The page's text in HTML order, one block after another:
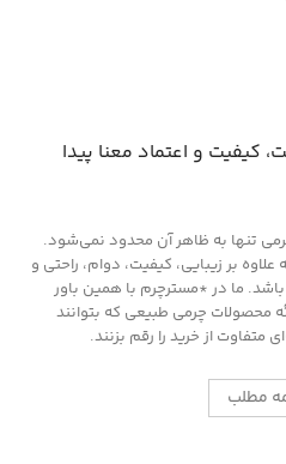
کیفیت و اعتماد معنا پیدا
تنها به ظاهر آن محدود نمی‌شود.
بر زیبایی، کیفیت، دوام، راحتی و
ما در *مسترچرم با همین باور
محصولات چرمی طبیعی که بتوانند
متفاوت از خرید را رقم بزنند.
مطلب